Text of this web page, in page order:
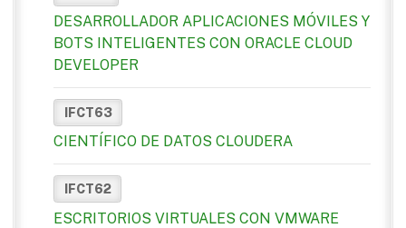
DESARROLLADOR APLICACIONES MÓVILES Y
BOTS INTELIGENTES CON ORACLE CLOUD
DEVELOPER
IFCT63
CIENTÍFICO DE DATOS CLOUDERA
IFCT62
ESCRITORIOS VIRTUALES CON VMWARE